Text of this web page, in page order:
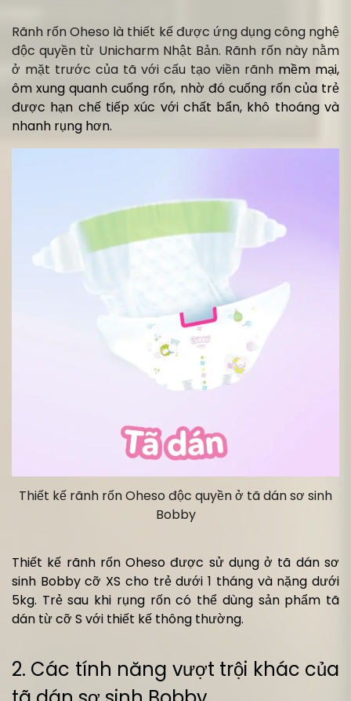
Rãnh rốn Oheso là thiết kế được ứng dụng công nghệ
độc quyền từ Unicharm Nhật Bản. Rãnh rốn này nằm
ở mặt trước của tã với cấu tạo viền rãnh mềm mại,
ôm xung quanh cuống rốn, nhờ đó cuống rốn của trẻ
được hạn chế tiếp xúc với chất bẩn, khô thoáng và
nhanh rụng hơn.
Thiết kế rãnh rốn Oheso độc quyền ở tã dán sơ sinh
Bobby
Thiết kế rãnh rốn Oheso được sử dụng ở tã dán sơ
sinh Bobby cỡ XS cho trẻ dưới 1 tháng và nặng dưới
5kg. Trẻ sau khi rụng rốn có thể dùng sản phẩm tã
dán từ cỡ S với thiết kế thông thường.
2. Các tính năng vượt trội khác của